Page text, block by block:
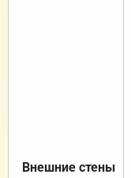
Внешние стены